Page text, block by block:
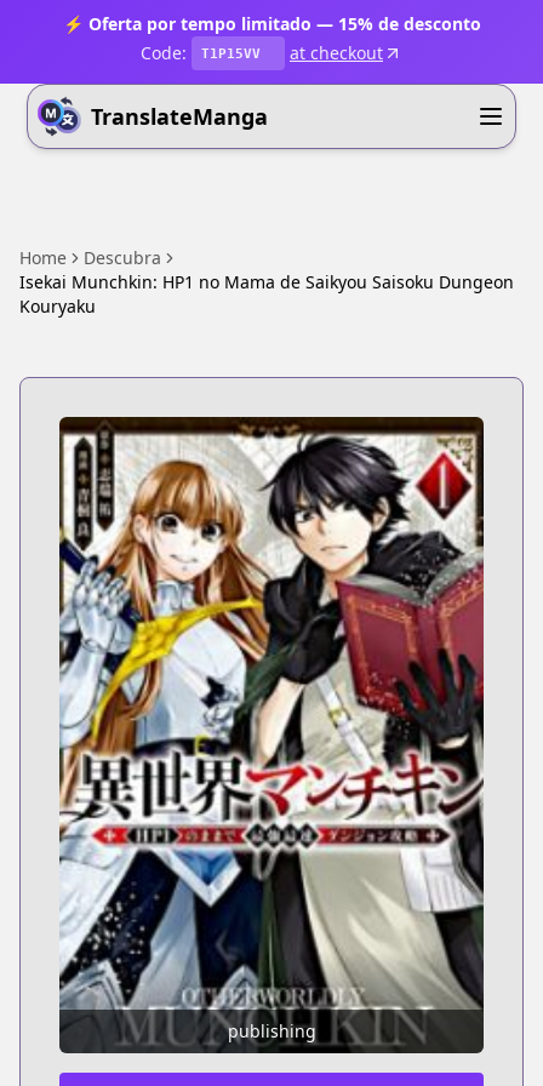
⚡ Oferta por tempo limitado — 15% de desconto
Code:
T1P15VV at checkout
TranslateManga
Home
Descubra
Isekai Munchkin: HP1 no Mama de Saikyou Saisoku Dungeon
Kouryaku
publishing